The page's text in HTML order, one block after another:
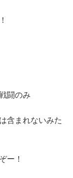
闘のみ
含まれないみた
ー！